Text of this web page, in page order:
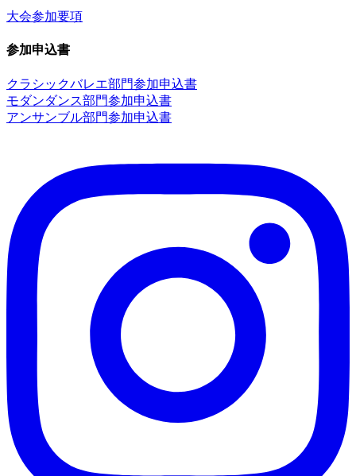
大会参加要項
参加申込書
クラシックバレエ部門参加申込書
モダンダンス部門参加申込書
アンサンブル部門参加申込書